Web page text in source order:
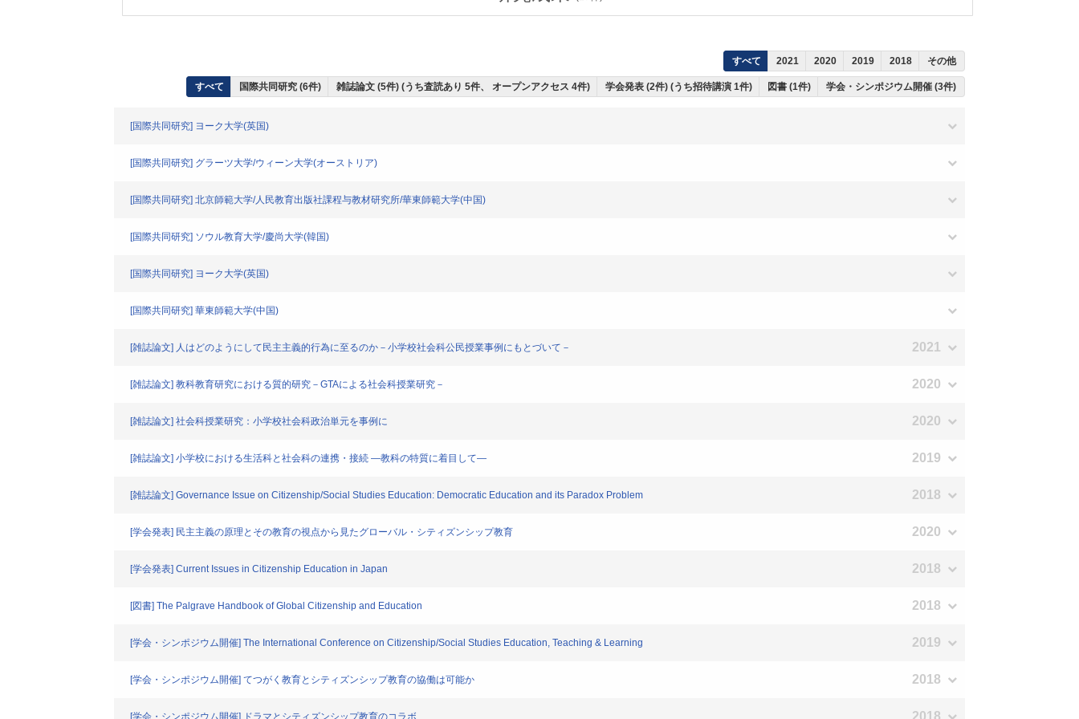
すべて 2021 2020 2019 2018 その他
すべて 国際共同研究 (6件) 雑誌論文 (5件) (うち査読あり 5件、 オープンアクセス 4件) 学会発表 (2件) (うち招待講演 1件) 図書 (1件) 学会・シンポジウム開催 (3件)
[国際共同研究] ヨーク大学(英国)
[国際共同研究] グラーツ大学/ウィーン大学(オーストリア)
[国際共同研究] 北京師範大学/人民教育出版社課程与教材研究所/華東師範大学(中国)
[国際共同研究] ソウル教育大学/慶尚大学(韓国)
[国際共同研究] ヨーク大学(英国)
[国際共同研究] 華東師範大学(中国)
[雑誌論文] 人はどのようにして民主主義的行為に至るのか－小学校社会科公民授業事例にもとづいて－ 2021
[雑誌論文] 教科教育研究における質的研究－GTAによる社会科授業研究－ 2020
[雑誌論文] 社会科授業研究：小学校社会科政治単元を事例に 2020
[雑誌論文] 小学校における生活科と社会科の連携・接続 ―教科の特質に着目して― 2019
[雑誌論文] Governance Issue on Citizenship/Social Studies Education: Democratic Education and its Paradox Problem 2018
[学会発表] 民主主義の原理とその教育の視点から見たグローバル・シティズンシップ教育 2020
[学会発表] Current Issues in Citizenship Education in Japan 2018
[図書] The Palgrave Handbook of Global Citizenship and Education 2018
[学会・シンポジウム開催] The International Conference on Citizenship/Social Studies Education, Teaching & Learning 2019
[学会・シンポジウム開催] てつがく教育とシティズンシップ教育の協働は可能か 2018
[学会・シンポジウム開催] ドラマとシティズンシップ教育のコラボ 2018